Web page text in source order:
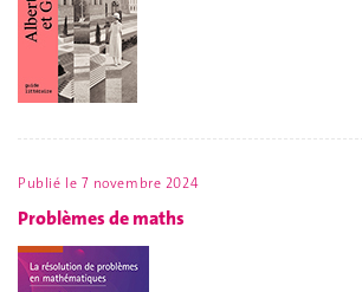
Publié le 7 novembre 2024
Problèmes de maths